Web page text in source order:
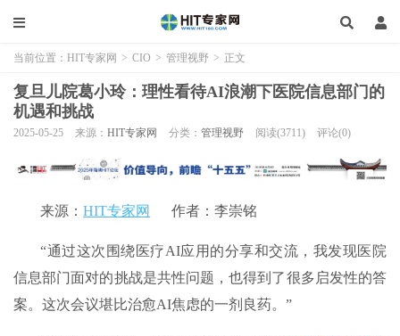
当前位置： HIT专家网 > CIO > 管理视野 > 正文
复旦儿院葛小玲：理性看待AI浪潮下医院信息部门的
机遇和挑战
2025-05-25 来源： HIT专家网 分类： 管理视野 阅读(3711) 评论(0)
来源： HIT专家网 作者：李崇铭
“通过这次围绕医疗AI应用的分享和交流，我发现医院
信息部门面对的挑战是共性问题，也得到了很多启发性的答
案。这次会议堪比治愈AI焦虑的一剂良药。”